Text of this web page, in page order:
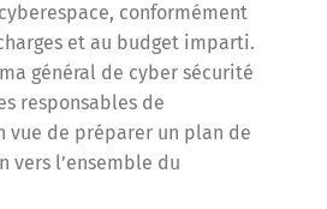
conformément
et au budget imparti.
général de cyber sécurité
responsables de
vue de préparer un plan de
vers l’ensemble du